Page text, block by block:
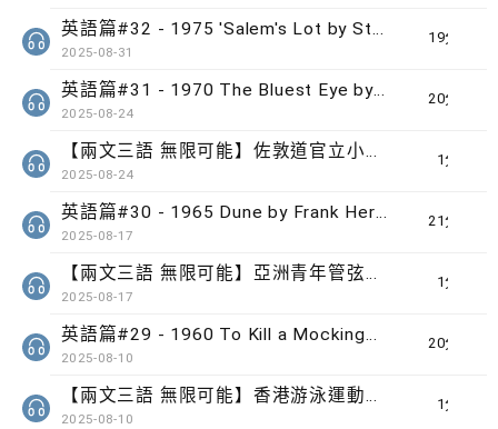
19分鐘
英語篇#32 - 1975 'Salem's Lot by Stephen King ; 掌握文法
2025-08-31
20分鐘
英語篇#31 - 1970 The Bluest Eye by Toni Morrison ; 挑選讀物
2025-08-24
1分鐘
【兩文三語 無限可能】佐敦道官立小學學生 Saddhar Gurbaaz Singh Caius
2025-08-24
21分鐘
英語篇#30 - 1965 Dune by Frank Herbert
2025-08-17
1分鐘
【兩文三語 無限可能】亞洲青年管弦樂團團員 謝灝燊﹑杜巧雪
2025-08-17
20分鐘
英語篇#29 - 1960 To Kill a Mockingbird by Harper Lee
2025-08-10
1分鐘
【兩文三語 無限可能】香港游泳運動員 歐鎧淳
2025-08-10